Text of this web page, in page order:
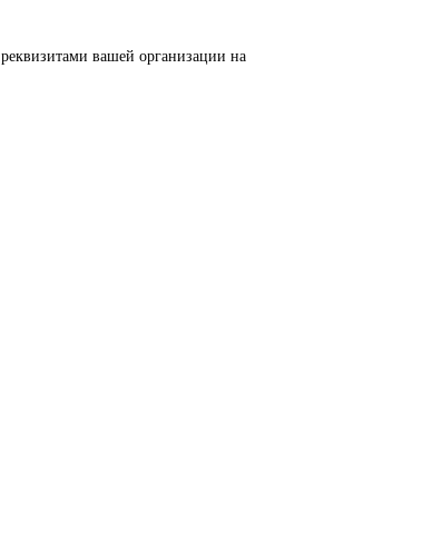
качество изготовления,
преобразователи SINAMICS, системы ЧПУ
промышленность, логистика и автоматизация
параметрам.
с реквизитами вашей организации на